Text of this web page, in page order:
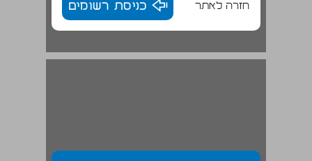
חזרה לאתר כניסת רשומים